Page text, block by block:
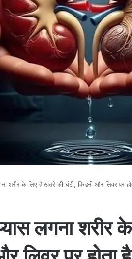
शरीर के लिए है खतरे की घंटी, किडनी और लिवर पर
लगना शरीर